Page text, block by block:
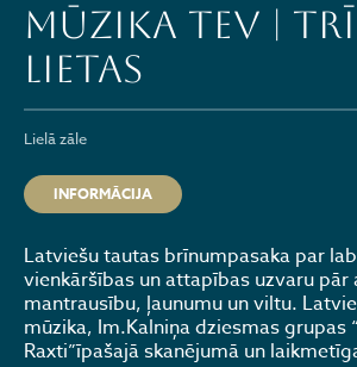
MŪZIKA TEV |
LIETAS
Lielā zāle
INFORMĀCIJA
Latviešu tautas brīnumpasaka par
vienkāršības un attapības uzvaru pār
mantrausību, ļaunumu un viltu.
mūzika, Im.Kalniņa dziesmas grupas
Raxti”īpašajā skanējumā un